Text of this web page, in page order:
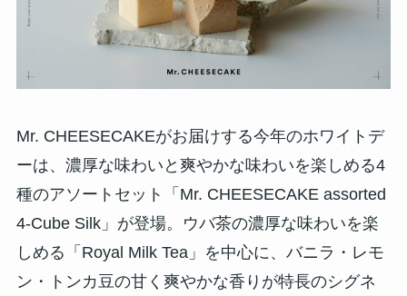
Mr. CHEESECAKEがお届けする今年のホワイトデ
ーは、濃厚な味わいと爽やかな味わいを楽しめる4
種のアソートセット「Mr. CHEESECAKE assorted
4-Cube Silk」が登場。ウバ茶の濃厚な味わいを楽
しめる「Royal Milk Tea」を中心に、バニラ・レモ
ン・トンカ豆の甘く爽やかな香りが特長のシグネ